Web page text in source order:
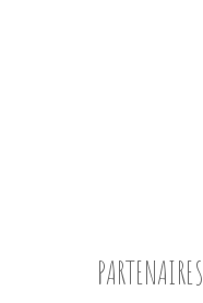
PARTENAIRES